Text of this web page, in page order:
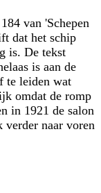
van 'Schepen
dat het schip
is. De tekst
is aan de
te leiden wat
omdat de romp
in 1921 de salon
verder naar voren